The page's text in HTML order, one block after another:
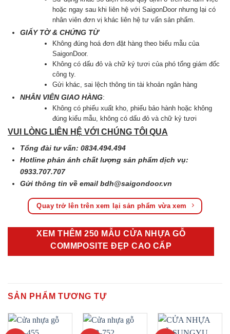
hoặc ngay sau khi liên hệ với SaigonDoor nhưng lại có
nhân viên đơn vị khác liên hệ tư vấn sản phẩm.
GIẤY TỜ & CHỨNG TỪ
Không đúng hoá đơn đặt hàng theo biểu mẫu của
SaigonDoor.
Không có dấu đỏ và chữ ký tươi của phó tổng giám đốc
công ty.
Gửi khác, sai lệch thông tin tài khoản ngân hàng
NHÂN VIÊN GIAO HÀNG:
Không có phiếu xuất kho, phiếu bảo hành hoặc không
đúng kiểu mẫu, không có dấu đỏ và chữ kỷ tươi
VUI LÒNG LIÊN HỆ VỚI CHÚNG TÔI QUA
Tổng đài tư vấn: 0834.494.494
Hotline phản ánh chất lượng sản phẩm dịch vụ:
0933.707.707
Gửi thông tin về emailbdh@saigondoor.vn
Quay trở lên trên xem lại sản phẩm vừa xem
XEM THÊM 250 MẪU CỬA NHỰA GỖ
COMMPOSITE ĐẸP CAO CẤP
SẢN PHẨM TƯƠNG TỰ